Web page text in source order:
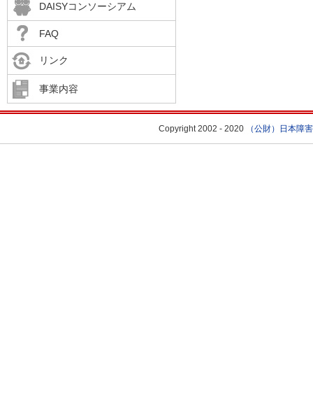
DAISYコンソーシアム
FAQ
リンク
事業内容
Copyright 2002 - 2020 （公財）日本障